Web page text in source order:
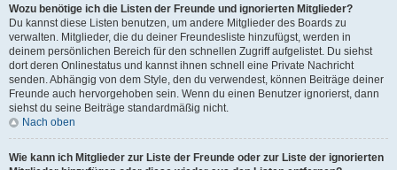
Wozu benötige ich die Listen der Freunde und ignorierten Mitglieder?
Du kannst diese Listen benutzen, um andere Mitglieder des Boards zu
verwalten. Mitglieder, die du deiner Freundesliste hinzufügst, werden in
deinem persönlichen Bereich für den schnellen Zugriff aufgelistet. Du siehst
dort deren Onlinestatus und kannst ihnen schnell eine Private Nachricht
senden. Abhängig von dem Style, den du verwendest, können Beiträge deiner
Freunde auch hervorgehoben sein. Wenn du einen Benutzer ignorierst, dann
siehst du seine Beiträge standardmäßig nicht.
Nach oben
Wie kann ich Mitglieder zur Liste der Freunde oder zur Liste der ignorierten